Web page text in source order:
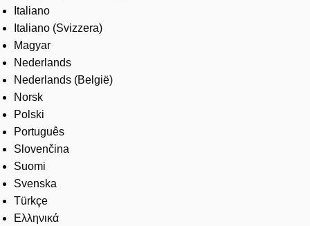
Italiano
Italiano (Svizzera)
Magyar
Nederlands
Nederlands (België)
Norsk
Polski
Português
Slovenčina
Suomi
Svenska
Türkçe
Ελληνικά